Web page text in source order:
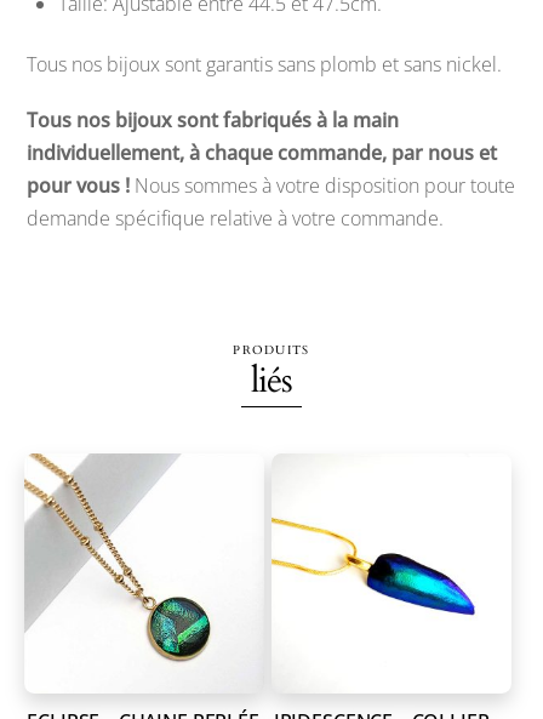
Tous nos bijoux sont garantis sans plomb et sans nickel.
Tous nos bijoux sont fabriqués à la main
individuellement, à chaque commande, par nous et
pour vous ! Nous sommes à votre disposition pour toute
demande spécifique relative à votre commande.
PRODUITS
liés